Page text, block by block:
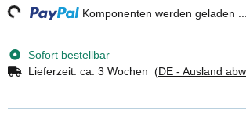
Komponenten werden geladen ...
Sofort bestellbar
Lieferzeit: ca. 3 Wochen (DE - Ausland